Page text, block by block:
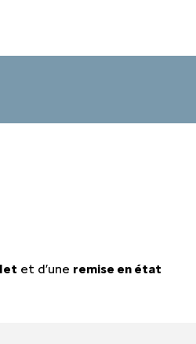
et d’une remise en état